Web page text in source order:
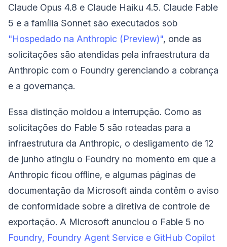
Claude Opus 4.8 e Claude Haiku 4.5. Claude Fable
5 e a família Sonnet são executados sob
"Hospedado na Anthropic (Preview)", onde as
solicitações são atendidas pela infraestrutura da
Anthropic com o Foundry gerenciando a cobrança
e a governança.
Essa distinção moldou a interrupção. Como as
solicitações do Fable 5 são roteadas para a
infraestrutura da Anthropic, o desligamento de 12
de junho atingiu o Foundry no momento em que a
Anthropic ficou offline, e algumas páginas de
documentação da Microsoft ainda contêm o aviso
de conformidade sobre a diretiva de controle de
exportação. A Microsoft anunciou o Fable 5 no
Foundry, Foundry Agent Service e GitHub Copilot